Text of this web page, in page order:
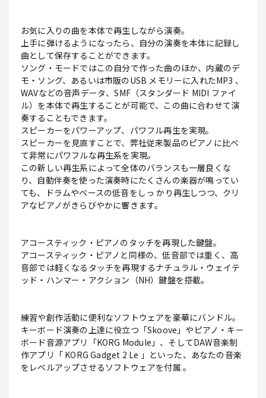
お気に入りの曲を本体で再生しながら演奏。
上手に弾けるようになったら、自分の演奏を本体に記録し
曲として保存することができます。
ソング・モードではこの自分で作った曲のほか、内蔵のデ
モ・ソング、あるいは市販のUSB メモリーに入れたMP3 、
WAVなどの音声データ、SMF（スタンダード MIDI ファイ
ル）を本体で再生することが可能で、この曲に合わせて演
奏することもできます。
スピーカーをパワーアップ、パワフル再生を実現。
スピーカーを見直すことで、弊社従来製品のピアノに比べ
て非常にパワフルな再生系を実現。
この新しい再生系によって全体のバランスも一層良くな
り、自動伴奏を使った演奏時にたくさんの楽器が鳴ってい
ても、ドラムやベースの低音をしっ かり再生しつつ、クリ
アなピアノがきらびやかに響きます。
アコースティック・ピアノのタッチを再現した鍵盤。
アコースティック・ピアノと同様の、低音部では重く、高
音部では軽くなるタッチを再現するナチュラル・ウェイテ
ッド・ハンマー・アクション（NH）鍵盤を搭載。
練習や創作活動に便利なソフトウェアを豪華にバンドル。
キーボード演奏の上達に役立つ「Skoove」やピアノ・キー
ボード音源アプリ「KORG Module」、そしてDAW音楽制
作アプリ「 KORG Gadget 2 Le 」といった、あなたの音楽
をレベルアップさせるソフトウェアを付属 。